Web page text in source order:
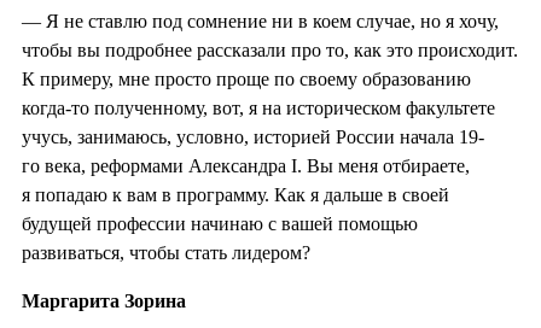
— Я не ставлю под сомнение ни в коем случае, но я хочу,
чтобы вы подробнее рассказали про то, как это происходит.
К примеру, мне просто проще по своему образованию
когда-то полученному, вот, я на историческом факультете
учусь, занимаюсь, условно, историей России начала 19-
го века, реформами Александра I. Вы меня отбираете,
я попадаю к вам в программу. Как я дальше в своей
будущей профессии начинаю с вашей помощью
развиваться, чтобы стать лидером?
Маргарита Зорина